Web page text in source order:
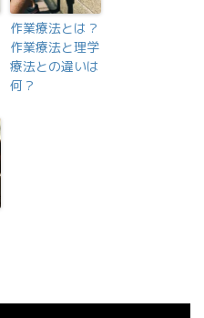
作業療法とは？
作業療法と理学
療法との違いは
何？